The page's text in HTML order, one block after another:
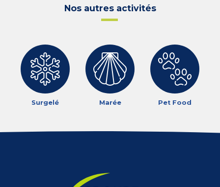
Nos autres activités
Surgelé Marée Pet Food